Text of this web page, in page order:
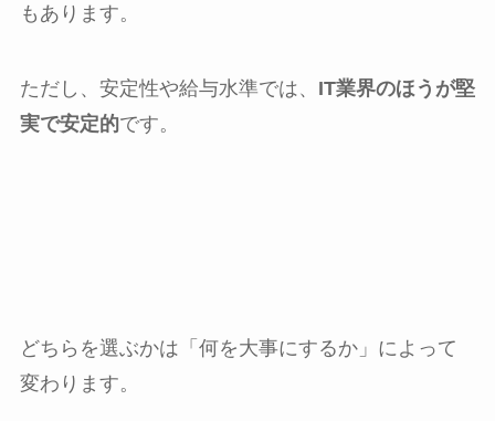
もあります。
ただし、安定性や給与水準では、 IT業界のほうが堅
実で安定的です。
どちらを選ぶかは「何を大事にするか」によって
変わります。